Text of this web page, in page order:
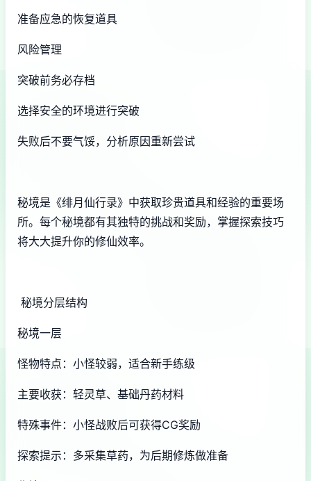
准备应急的恢复道具
风险管理
突破前务必存档
选择安全的环境进行突破
失败后不要气馁，分析原因重新尝试
秘境是《绯月仙行录》中获取珍贵道具和经验的重要场
所。每个秘境都有其独特的挑战和奖励，掌握探索技巧
将大大提升你的修仙效率。
秘境分层结构
秘境一层
怪物特点：小怪较弱，适合新手练级
主要收获：轻灵草、基础丹药材料
特殊事件：小怪战败后可获得CG奖励
探索提示：多采集草药，为后期修炼做准备